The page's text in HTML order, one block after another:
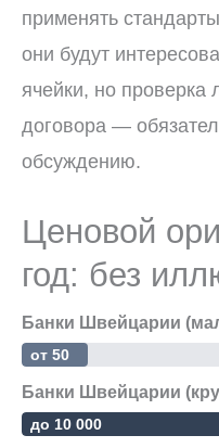
применять
они будут
ячейки, но проверка
договора —
обсуждению.
Ценовой
год: без
Банки Швейцарии
от 50
Банки Швейцарии
до 10 000